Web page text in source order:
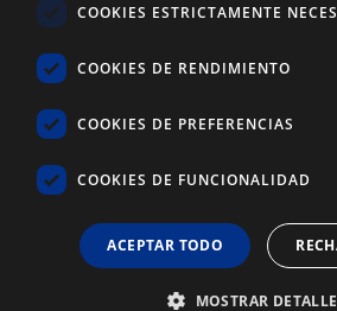
Proyecto financiado por el Fondo Europeo
(FEDER) de la Unión Europea y la Junta de
Instituto para la Competitividad
(ICECYL), con el objetivo de desarrollar
603 721 702
COOKIES ESTRICTAMENTE
COOKIES DE RENDIMIENTO
COOKIES DE PREFERENCIAS
COOKIES DE FUNCIONALIDAD
ACEPTAR TODO
MOSTRAR